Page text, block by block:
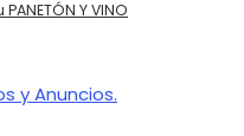
Y VINO
y Anuncios.